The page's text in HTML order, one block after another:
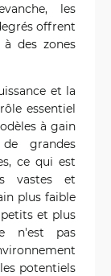
les
offrent
des zones
et la
essentiel
à gain
grandes
ce qui est
vastes et
plus faible
et plus
n'est pas
potentiels